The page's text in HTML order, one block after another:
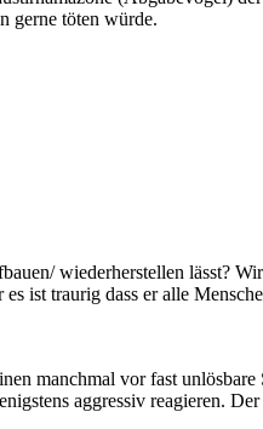
gerne töten würde.
wiederherstellen lässt?
ist traurig dass er alle
manchmal vor fast
aggressiv reagieren.